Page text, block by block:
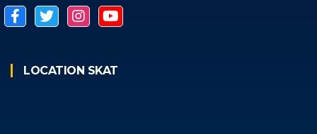
LOCATION SKAT